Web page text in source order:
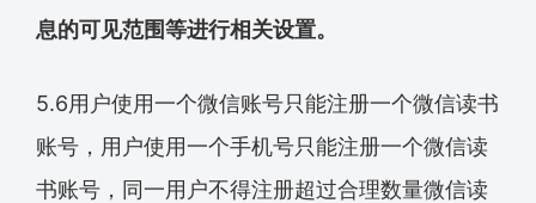
息的可见范围等进行相关设置。
5.6用户使用一个微信账号只能注册一个微信读书
账号，用户使用一个手机号只能注册一个微信读
书账号，同一用户不得注册超过合理数量微信读